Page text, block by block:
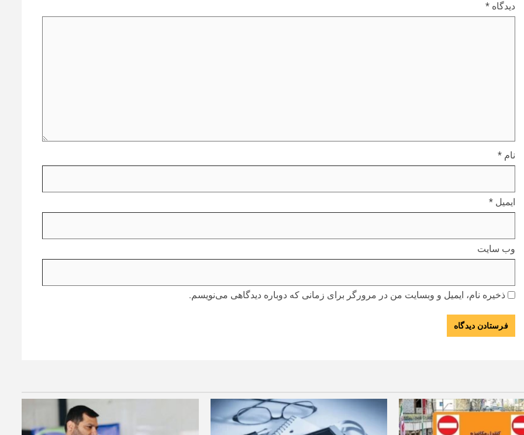
دیدگاه *
نام *
ایمیل *
وب‌ سایت
ذخیره نام، ایمیل و وبسایت من در مرورگر برای زمانی که دوباره دیدگاهی می‌نویسم.